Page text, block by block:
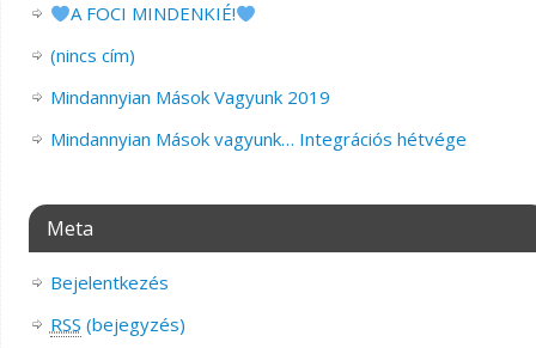
A FOCI MINDENKIÉ!
(nincs cím)
Mindannyian Mások Vagyunk 2019
Mindannyian Mások vagyunk… Integrációs hétvége
Meta
Bejelentkezés
RSS (bejegyzés)